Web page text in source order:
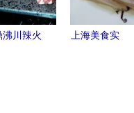
底好不好
吃？
沸川辣火
上海美食实